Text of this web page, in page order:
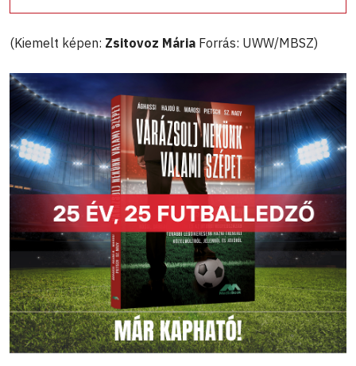
(Kiemelt képen: Zsitovoz Mária Forrás: UWW/MBSZ)